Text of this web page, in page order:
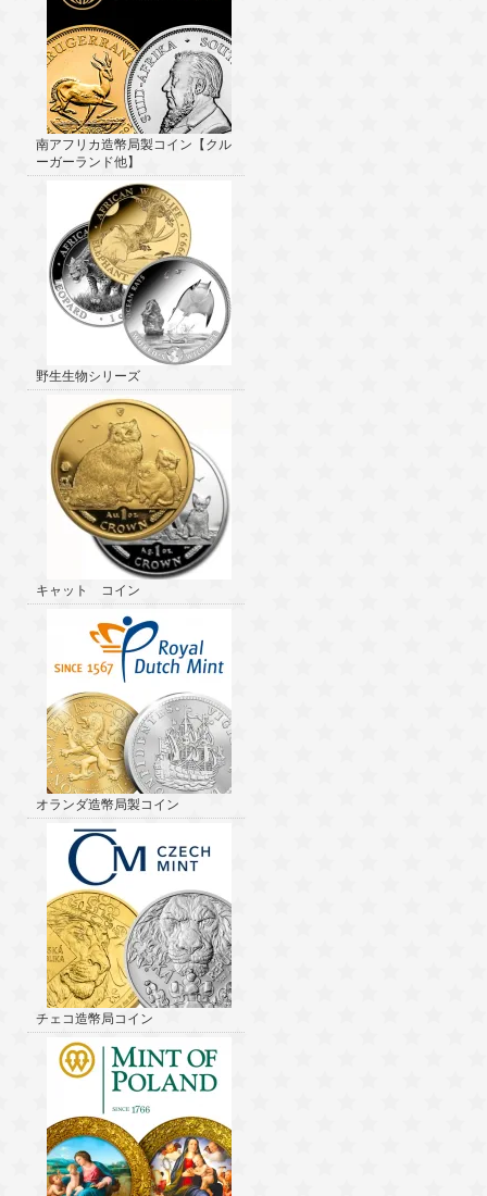
南アフリカ造幣局製コイン【クル
ーガーランド他】
野生生物シリーズ
キャット コイン
オランダ造幣局製コイン
チェコ造幣局コイン